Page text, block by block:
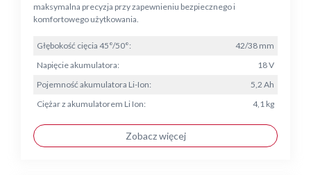
maksymalna precyzja przy zapewnieniu bezpiecznego i
komfortowego użytkowania.
Głębokość cięcia 45°/50°:
42/38 mm
Napięcie akumulatora:
18 V
Pojemność akumulatora Li-Ion:
5,2 Ah
Ciężar z akumulatorem Li Ion:
4,1 kg
Zobacz więcej